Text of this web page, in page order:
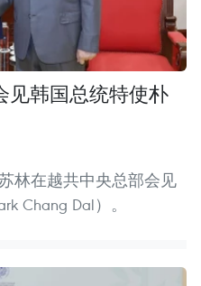
见韩国总统特使朴
林在越共中央总部会见
Chang Dal）。